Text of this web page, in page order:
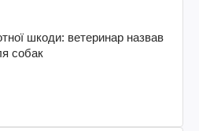
шкоди: ветеринар назвав
собак